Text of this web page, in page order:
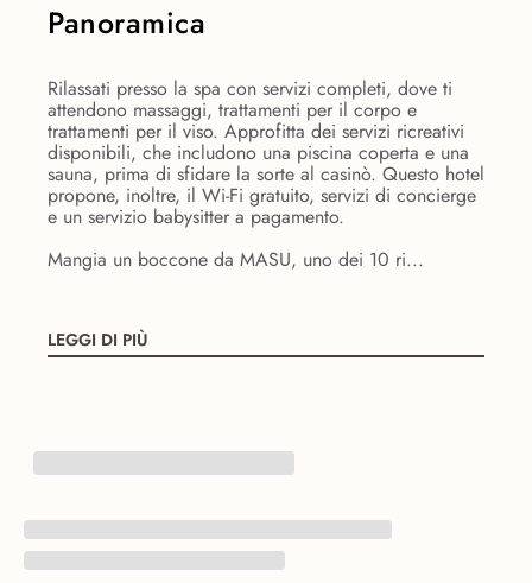
Panoramica
Rilassati presso la spa con servizi completi, dove ti
attendono massaggi, trattamenti per il corpo e
trattamenti per il viso. Approfitta dei servizi ricreativi
disponibili, che includono una piscina coperta e una
sauna, prima di sfidare la sorte al casinò. Questo hotel
propone, inoltre, il Wi-Fi gratuito, servizi di concierge
e un servizio babysitter a pagamento.
Mangia un boccone da MASU, uno dei 10 ri...
LEGGI DI PIÙ